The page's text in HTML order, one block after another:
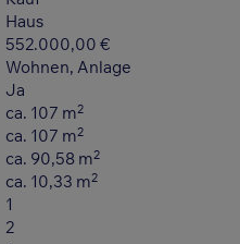
Haus
552.000,00 €
Wohnen Anlage
Ja
ca. 107 m2
ca. 107 m2
ca. 90,58 m2
ca. 10,33 m2
1
2